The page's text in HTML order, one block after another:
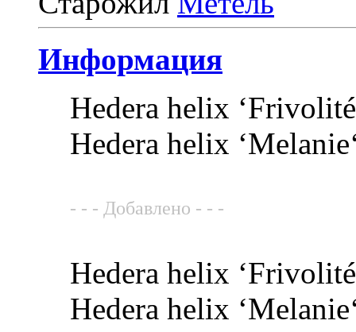
Информация
Hedera helix
Hedera helix
- - - Добавлено - - -
Hedera helix
Hedera helix